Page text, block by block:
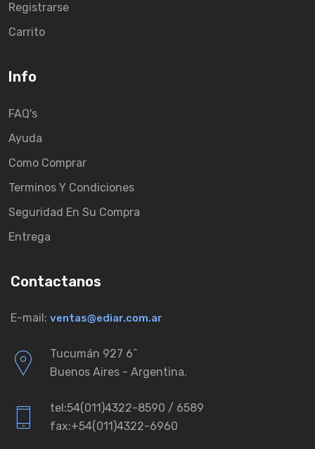
Registrarse
Carrito
Info
FAQ's
Ayuda
Como Comprar
Terminos Y Condiciones
Seguridad En Su Compra
Entrega
Contactanos
E-mail: ventas@ediar.com.ar
Tucumán 927 6ˆ
Buenos Aires - Argentina.
tel:54(011)4322-8590 / 6589
fax:+54(011)4322-6960